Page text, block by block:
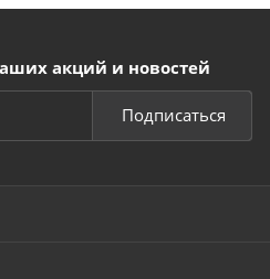
акций и новостей
Подписаться